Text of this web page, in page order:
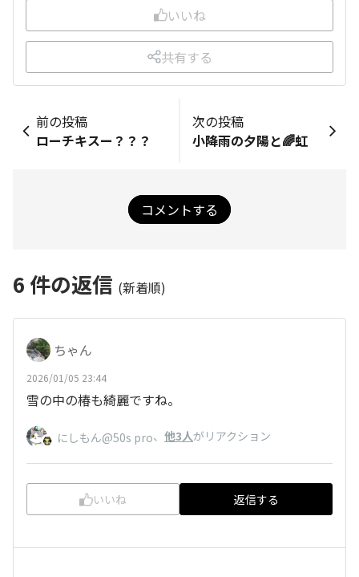
いいね
共有する
前の投稿
ローチキスー？？？
次の投稿
小降雨の夕陽と🌈虹
コメントする
6 件の返信 (新着順)
ちゃん
2026/01/05 23:44
雪の中の椿も綺麗ですね。
にしもん@50s pro、 他3人がリアクション
いいね 返信する